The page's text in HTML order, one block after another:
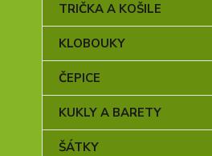
TRIČKA A KOŠILE
KLOBOUKY
ČEPICE
KUKLY A BARETY
ŠÁTKY